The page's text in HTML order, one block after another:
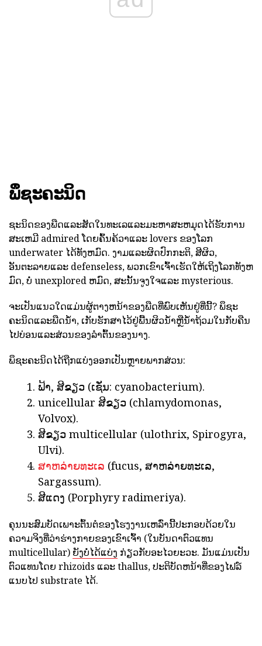
ພຶຊະຄະນິດ
ຊະນິດຂອງພືດແລະສັດໃນທະເລແລະມະຫາສະຫມຸດໄດ້ຮັບການ
ສະເຫມີ admired ໂດຍຄົ້ນຄ້ວາແລະ lovers ຂອງໂລກ
underwater ໄດ້ທັງຫມົດ. ງາມແລະຜິດປົກກະຕິ, ສີຜິວ,
ອັນຕະລາຍແລະ defenseless, ພວກເຂົາເຈົ້າເຮັດໃຫ້ເຖິງໂລກທັງຫ
ມົດ, ບໍ່ unexplored ຫມົດ, ສະນັ້ນຈູງໃຈແລະ mysterious.
ຈະເປັນແນວໃດແມ່ນຜູ້ຕາງຫນ້າຂອງພືດທີ່ພົບເຫັນຢູ່ທີ່ນີ້? ພຶຊະ
ຄະນິດແລະພືດນ້ໍາ, ເກັບຮັກສາໄວ້ຢູ່ພື້ນຜິວນ້ໍາຫຼືນ້ໍາຖ້ວມໃນກັບຄືນ
ໄປບ່ອນແລະສ່ວນຂອງລໍາຕົ້ນຂອງນາງ.
ພຶຊະຄະນິດໄດ້ຖືກແບ່ງອອກເປັນຫຼາຍພາກສ່ວນ:
ຟ້າ, ສີຂຽວ (ເຊັ່ນ: cyanobacterium).
unicellular ສີຂຽວ (chlamydomonas,
Volvox).
ສີຂຽວ multicellular (ulothrix, Spirogyra,
Ulvi).
ສາຫລ່າຍທະເລ (fucus, ສາຫລ່າຍທະເລ,
Sargassum).
ສີແດງ (Porphyry radimeriya).
ຄຸນນະສົມບັດເພາະຕົ້ນຕໍຂອງໂຮງງານເຫລົ່ານີ້ປະກອບດ້ວຍໃນ
ຄວາມຈິງທີ່ວ່າຮ່າງກາຍຂອງເຂົາເຈົ້າ (ໃນບັນດາຕົວແທນ
multicellular) ຍັງບໍ່ໄດ້ແບ່ງ ກ່ຽວກັບອະໄວຍະວະ. ມັນແມ່ນເປັນ
ຕົວແທນໂດຍ rhizoids ແລະ thallus, ປະຕິບັດຫນ້າທີ່ຂອງໄຟລ໌
ແນບໄປ substrate ໄດ້.